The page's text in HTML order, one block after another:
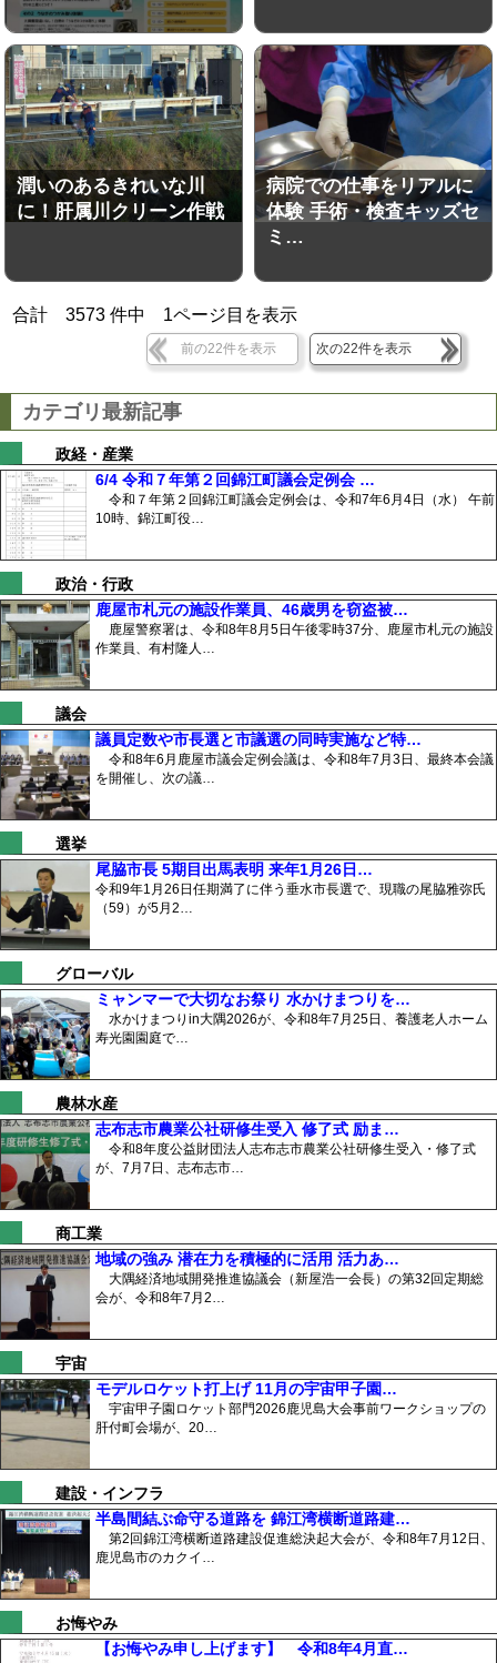
潤いのあるきれいな川
に！肝属川クリーン作戦
病院での仕事をリアルに
体験 手術・検査キッズセ
ミ…
合計3573 件中 1ページ目を表示
前の22件を表示 次の22件を表示
カテゴリ最新記事
政経・産業
6/4 令和７年第２回錦江町議会定例会 …
令和７年第２回錦江町議会定例会は、令和7年6月4日（水） 午前
10時、錦江町役…
政治・行政
鹿屋市札元の施設作業員、46歳男を窃盗被…
鹿屋警察署は、令和8年8月5日午後零時37分、鹿屋市札元の施設
作業員、有村隆人…
議会
議員定数や市長選と市議選の同時実施など特…
令和8年6月鹿屋市議会定例会議は、令和8年7月3日、最終本会議
を開催し、次の議…
選挙
尾脇市長 5期目出馬表明 来年1月26日…
令和9年1月26日任期満了に伴う垂水市長選で、現職の尾脇雅弥氏
（59）が5月2…
グローバル
ミャンマーで大切なお祭り 水かけまつりを…
水かけまつりin大隅2026が、令和8年7月25日、養護老人ホーム
寿光園園庭で…
農林水産
志布志市農業公社研修生受入 修了式 励ま…
令和8年度公益財団法人志布志市農業公社研修生受入・修了式
が、7月7日、志布志市…
商工業
地域の強み 潜在力を積極的に活用 活力あ…
大隅経済地域開発推進協議会（新屋浩一会長）の第32回定期総
会が、令和8年7月2…
宇宙
モデルロケット打上げ 11月の宇宙甲子園…
宇宙甲子園ロケット部門2026鹿児島大会事前ワークショップの
肝付町会場が、20…
建設・インフラ
半島間結ぶ命守る道路を 錦江湾横断道路建…
第2回錦江湾横断道路建設促進総決起大会が、令和8年7月12日、
鹿児島市のカクイ…
お悔やみ
【お悔やみ申し上げます】 令和8年4月直…